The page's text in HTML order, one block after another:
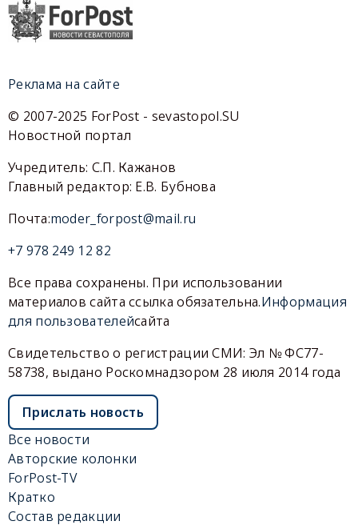
Реклама на сайте
© 2007-2025 ForPost - sevastopol.SU
Новостной портал
Учредитель: С.П. Кажанов
Главный редактор: Е.В. Бубнова
Почта:moder_forpost@mail.ru
+7 978 249 12 82
Все права сохранены. При использовании
материалов сайта ссылка обязательна.Информация
для пользователейсайта
Свидетельство о регистрации СМИ: Эл № ФС77-
58738, выдано Роскомнадзором 28 июля 2014 года
Прислать новость
Все новости
Авторские колонки
ForPost-TV
Кратко
Состав редакции